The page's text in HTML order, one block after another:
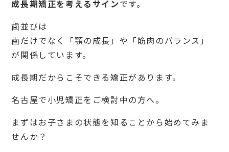
成長期矯正を考えるサインです。
歯並びは
歯だけでなく「顎の成長」や「筋肉のバランス」
が関係しています。
成長期だからこそできる矯正があります。
名古屋で小児矯正をご検討中の方へ。
まずはお子さまの状態を知ることから始めてみま
せんか？